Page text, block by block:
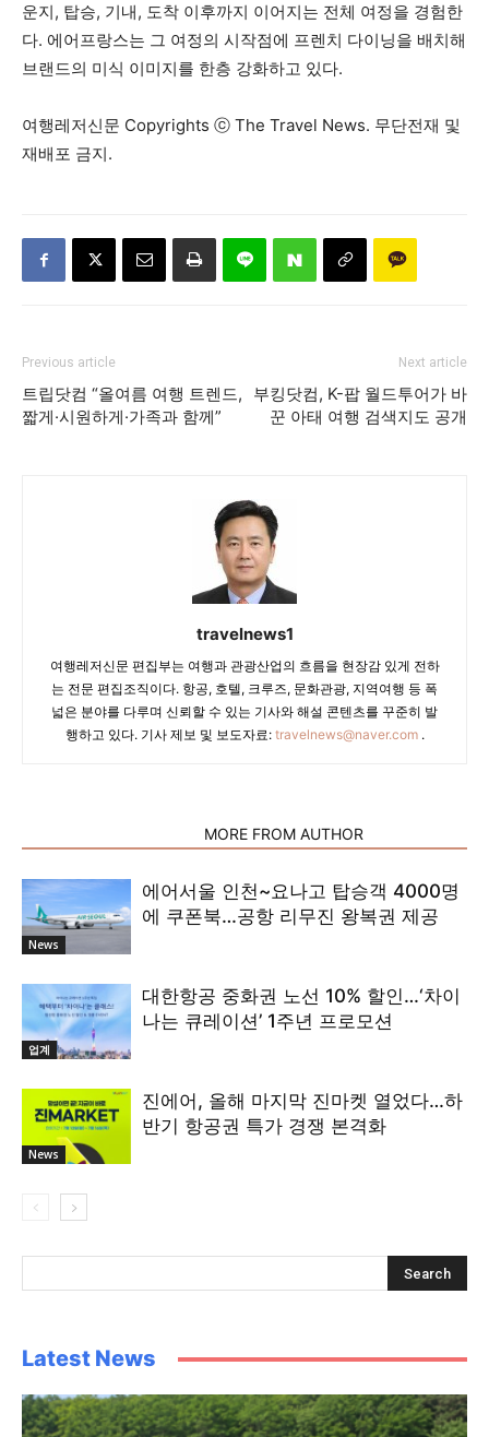
운지, 탑승, 기내, 도착 이후까지 이어지는 전체 여정을 경험한
다. 에어프랑스는 그 여정의 시작점에 프렌치 다이닝을 배치해
브랜드의 미식 이미지를 한층 강화하고 있다.
여행레저신문 Copyrights ⓒ The Travel News. 무단전재 및
재배포 금지.
Previous article
트립닷컴 “올여름 여행 트렌드,
짧게·시원하게·가족과 함께”
Next article
부킹닷컴, K-팝 월드투어가 바
꾼 아태 여행 검색지도 공개
travelnews1
여행레저신문 편집부는 여행과 관광산업의 흐름을 현장감 있게 전하
는 전문 편집조직이다. 항공, 호텔, 크루즈, 문화관광, 지역여행 등 폭
넓은 분야를 다루며 신뢰할 수 있는 기사와 해설 콘텐츠를 꾸준히 발
행하고 있다. 기사 제보 및 보도자료: travelnews@naver.com.
MORE FROM AUTHOR
News
에어서울 인천~요나고 탑승객 4000명
에 쿠폰북…공항 리무진 왕복권 제공
업계
대한항공 중화권 노선 10% 할인…‘차이
나는 큐레이션’ 1주년 프로모션
News
진에어, 올해 마지막 진마켓 열었다…하
반기 항공권 특가 경쟁 본격화
Latest News